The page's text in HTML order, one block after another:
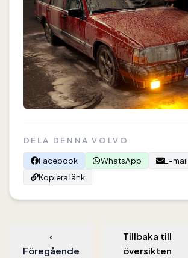
DELA DENNA VOLVO
Facebook
WhatsApp
E-mail
Kopiera länk
‹
Föregående
Tillbaka till
översikten